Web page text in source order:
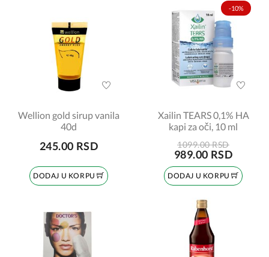
Wellion gold sirup vanila
40d
245.00 RSD
DODAJ U KORPU
-10%
Xailin TEARS 0,1% HA
kapi za oči, 10 ml
1099.00 RSD
989.00 RSD
DODAJ U KORPU